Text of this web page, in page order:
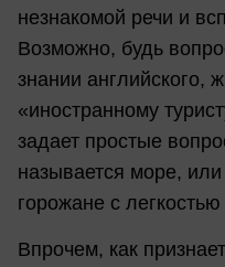
незнакомой речи и
Возможно, будь
знании английского,
«иностранному
задает простые
называется море,
горожане с
Впрочем, как